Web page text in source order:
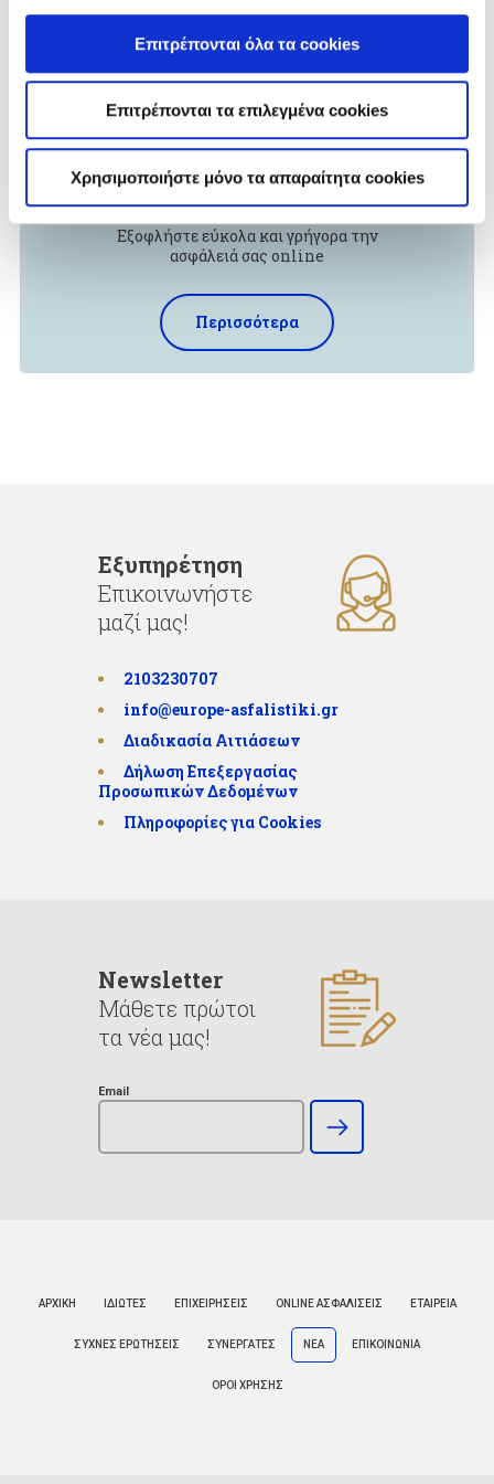
Επιτρέπονται όλα τα cookies
Επιτρέπονται τα επιλεγμένα cookies
Χρησιμοποιήστε μόνο τα απαραίτητα cookies
Πληρωμή
Ασφαλίστρων
Εξοφλήστε εύκολα και γρήγορα την
ασφάλειά σας online
Περισσότερα
Εξυπηρέτηση
Επικοινωνήστε
μαζί μας!
2103230707
info@europe-asfalistiki.gr
Διαδικασία Αιτιάσεων
Δήλωση Επεξεργασίας
Προσωπικών Δεδομένων
Πληροφορίες για Cookies
Newsletter
Μάθετε πρώτοι
τα νέα μας!
Email
ΑΡΧΙΚΗ ΙΔΙΩΤΕΣ ΕΠΙΧΕΙΡΗΣΕΙΣ ONLINE ΑΣΦΑΛΙΣΕΙΣ ΕΤΑΙΡΕΙΑ
ΣΥΧΝΕΣ ΕΡΩΤΗΣΕΙΣ ΣΥΝΕΡΓΑΤΕΣ ΝΕΑ ΕΠΙΚΟΙΝΩΝΙΑ
ΟΡΟΙ ΧΡΗΣΗΣ